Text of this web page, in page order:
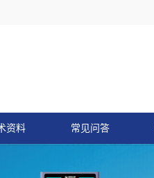
资料 常见问答